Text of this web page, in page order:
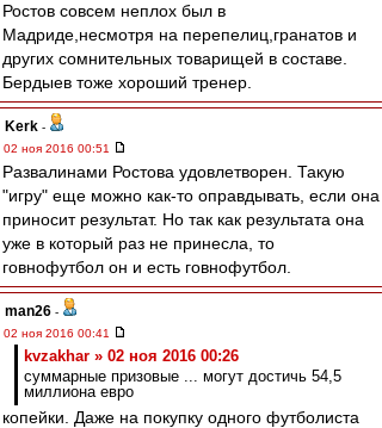
Ростов совсем неплох был в
Мадриде,несмотря на перепелиц,гранатов и
других сомнительных товарищей в составе.
Бердыев тоже хороший тренер.
Kerk -
02 ноя 2016 00:51
Развалинами Ростова удовлетворен. Такую
"игру" еще можно как-то оправдывать, если она
приносит результат. Но так как результата она
уже в который раз не принесла, то
говнофутбол он и есть говнофутбол.
man26 -
02 ноя 2016 00:41
kvzakhar » 02 ноя 2016 00:26
суммарные призовые ... могут достичь 54,5
миллиона евро
копейки. Даже на покупку одного футболиста